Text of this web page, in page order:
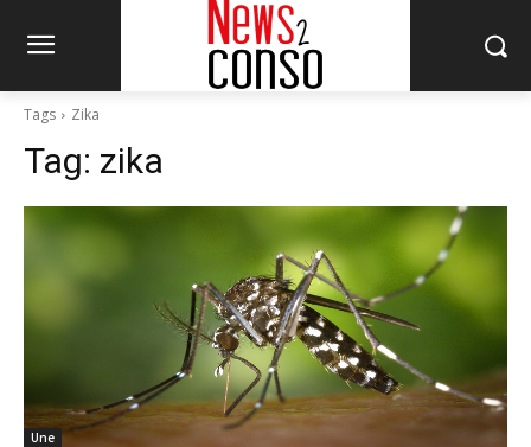
Tags Zika
Tag: zika
Une